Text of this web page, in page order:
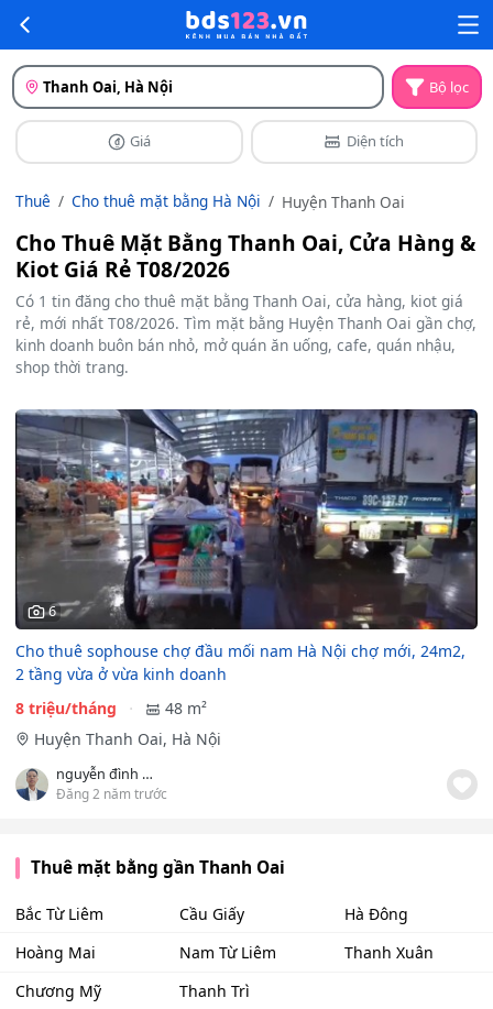
Thanh Oai, Hà Nội Bộ lọc
Giá Diện tích
Thuê Cho thuê mặt bằng Hà Nội Huyện Thanh Oai
Cho Thuê Mặt Bằng Thanh Oai, Cửa Hàng &
Kiot Giá Rẻ T08/2026
Có 1 tin đăng cho thuê mặt bằng Thanh Oai, cửa hàng, kiot giá
rẻ, mới nhất T08/2026. Tìm mặt bằng Huyện Thanh Oai gần chợ,
kinh doanh buôn bán nhỏ, mở quán ăn uống, cafe, quán nhậu,
shop thời trang.
6
Cho thuê sophouse chợ đầu mối nam Hà Nội chợ mới, 24m2,
2 tầng vừa ở vừa kinh doanh
8 triệu/tháng
48 m²
Huyện Thanh Oai, Hà Nội
nguyễn đình quang
Đăng 2 năm trước
Thuê mặt bằng gần Thanh Oai
Bắc Từ Liêm Cầu Giấy
Hà Đông
Hoàng Mai
Nam Từ Liêm
Thanh Xuân
Chương Mỹ
Thanh Trì